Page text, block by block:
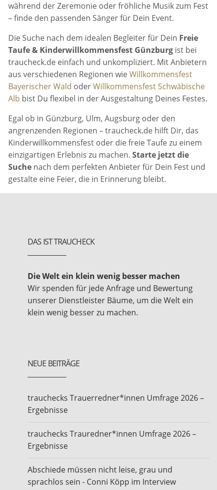
während der Zeremonie oder fröhliche Musik zum Fest
– finde den passenden Sänger für Dein Event.
Die Suche nach dem idealen Begleiter für Dein Freie
Taufe & Kinderwillkommensfest Günzburg ist bei
traucheck.de einfach und unkompliziert. Mit Anbietern
aus verschiedenen Regionen wieWillkommensfest
Bayerischer Wald oderWillkommensfest Schwäbische
Alb bist Du flexibel in der Ausgestaltung Deines Festes.
Egal ob in Günzburg, Ulm, Augsburg oder den
angrenzenden Regionen – traucheck.de hilft Dir, das
Kinderwillkommensfest oder die freie Taufe zu einem
einzigartigen Erlebnis zu machen.Starte jetzt die
Suche nach dem perfekten Anbieter für Dein Fest und
gestalte eine Feier, die in Erinnerung bleibt.
DAS IST TRAUCHECK
Die Welt ein klein wenig besser machen
Wir spenden für jede Anfrage und Bewertung
unserer Dienstleister Bäume, um die Welt ein
klein wenig besser zu machen.
NEUE BEITRÄGE
trauchecks Trauerredner*innen Umfrage 2026 –
Ergebnisse
trauchecks Trauredner*innen Umfrage 2026 –
Ergebnisse
Abschiede müssen nicht leise, grau und
sprachlos sein - Conni Köpp im Interview